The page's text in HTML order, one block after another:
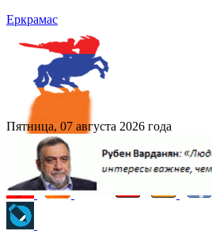
Еркрамас
Пятница, 07 августа 2026 года